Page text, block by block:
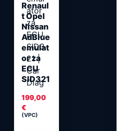
Renaul
t Opel
Nissan
AdBlue
emulat
or za
ECU
SID321
199,00
€
(VPC)